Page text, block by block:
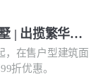
葛洲坝海棠福湾别墅 | 出揽繁华，入归秘境
，在售户型建筑面
折优惠。